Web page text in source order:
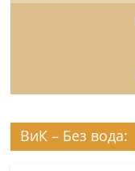
ВиК – Без вода: